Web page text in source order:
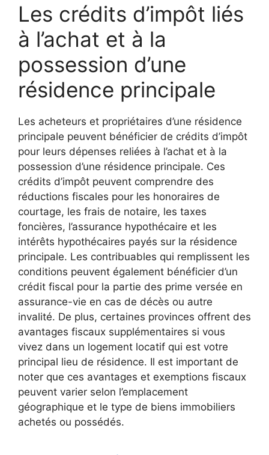
Les crédits d’impôt liés
à l’achat et à la
possession d’une
résidence principale
Les acheteurs et propriétaires d’une résidence
principale peuvent bénéficier de crédits d’impôt
pour leurs dépenses reliées à l’achat et à la
possession d’une résidence principale. Ces
crédits d’impôt peuvent comprendre des
réductions fiscales pour les honoraires de
courtage, les frais de notaire, les taxes
foncières, l’assurance hypothécaire et les
intérêts hypothécaires payés sur la résidence
principale. Les contribuables qui remplissent les
conditions peuvent également bénéficier d’un
crédit fiscal pour la partie des prime versée en
assurance-vie en cas de décès ou autre
invalité. De plus, certaines provinces offrent des
avantages fiscaux supplémentaires si vous
vivez dans un logement locatif qui est votre
principal lieu de résidence. Il est important de
noter que ces avantages et exemptions fiscaux
peuvent varier selon l’emplacement
géographique et le type de biens immobiliers
achetés ou possédés.